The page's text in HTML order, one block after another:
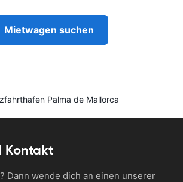
Mietwagen suchen
Palma de Mallorca
Kontakt
Dann wende dich an einen unserer